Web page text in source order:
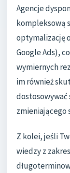
Agencje
kompleksową
optymalizację
Google Ads),
wymiernych
im również
zmieniającego
Z kolei, jeśli
wiedzy z